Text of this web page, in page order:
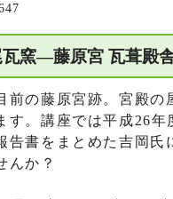
瓦窯―藤原宮 瓦葺殿
の藤原宮跡。宮殿の
す。講座では平成26
告書をまとめた吉岡
んか？